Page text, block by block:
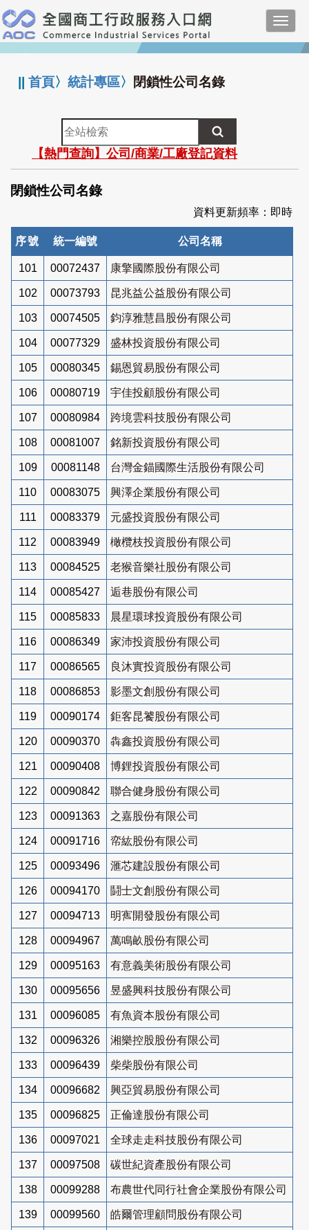
跳
到
主
要
:::
||首頁〉統計專區〉 閉鎖性公司名錄
全
站
檢
索
【熱門查詢】公司/商業/工廠登記資料
閉鎖性公司名錄
資料更新頻率：即時
序號 統一編號 公司名稱
101 00072437 康擎國際股份有限公司
102 00073793 昆兆益公益股份有限公司
103 00074505 鈞淳雅慧昌股份有限公司
104 00077329 盛林投資股份有限公司
105 00080345 錫恩貿易股份有限公司
106 00080719 宇佳投顧股份有限公司
107 00080984 跨境雲科技股份有限公司
108 00081007 銘新投資股份有限公司
109 00081148 台灣金錨國際生活股份有限公司
110 00083075 興澤企業股份有限公司
111 00083379 元盛投資股份有限公司
112 00083949 橄欖枝投資股份有限公司
113 00084525 老猴音樂社股份有限公司
114 00085427 逅巷股份有限公司
115 00085833 晨星環球投資股份有限公司
116 00086349 家沛投資股份有限公司
117 00086565 良沐實投資股份有限公司
118 00086853 影墨文創股份有限公司
119 00090174 鉅客昆饕股份有限公司
120 00090370 犇鑫投資股份有限公司
121 00090408 博鋰投資股份有限公司
122 00090842 聯合健身股份有限公司
123 00091363 之嘉股份有限公司
124 00091716 帟紘股份有限公司
125 00093496 滙芯建設股份有限公司
126 00094170 鬪士文創股份有限公司
127 00094713 明寯開發股份有限公司
128 00094967 萬鳴畝股份有限公司
129 00095163 有意義美術股份有限公司
130 00095656 昱盛興科技股份有限公司
131 00096085 有魚資本股份有限公司
132 00096326 湘樂控股股份有限公司
133 00096439 柴柴股份有限公司
134 00096682 興亞貿易股份有限公司
135 00096825 正倫達股份有限公司
136 00097021 全球走走科技股份有限公司
137 00097508 碳世紀資產股份有限公司
138 00099288 布農世代同行社會企業股份有限公司
139 00099560 皓爾管理顧問股份有限公司